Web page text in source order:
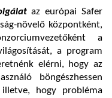
az európai Safer
növelő központként,
a
a program
elérni, hogy az
böngészhessen
hogy probléma